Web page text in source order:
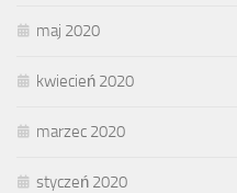
maj 2020
kwiecień 2020
marzec 2020
styczeń 2020